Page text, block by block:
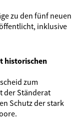
zu den fünf neuen
inklusive
historischen
zum
der Ständerat
Schutz der stark